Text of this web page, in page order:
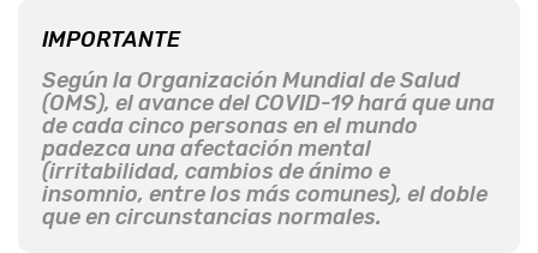
IMPORTANTE
Según la Organización Mundial de Salud
(OMS), el avance del COVID-19 hará que una
de cada cinco personas en el mundo
padezca una afectación mental
(irritabilidad, cambios de ánimo e
insomnio, entre los más comunes), el doble
que en circunstancias normales.